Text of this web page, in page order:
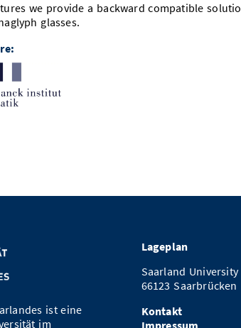
we provide a backward compatible
glasses.
ist eine
im
Lageplan
Saarland University
66123 Saarbrücken
Kontakt
Impressum